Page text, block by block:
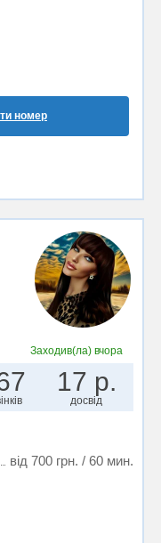
номер
Заходив(ла) вчора
17 р.
досвід
від 700 грн. / 60 мин.